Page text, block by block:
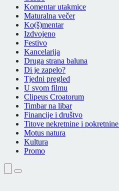
Komentar utakmice
Maturalna večer
Ko(š)mentar
Izdvojeno
Festivo
Kancelarija
Druga strana baluna
Di je zapelo?
Tjedni pregled
U svom filmu
Clipeus Croatorum
Timbar na libar
Financije i društvo
Titove nekretnine i
Motus natura
Kultura
Promo